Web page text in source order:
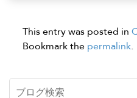
This entry was posted in
Bookmark the permalink.